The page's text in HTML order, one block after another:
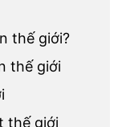
thế giới?
thế giới
thế giới